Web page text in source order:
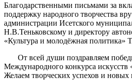
Благодарственными письмами за
поддержку народного творчества
администрации Исетского
Н.В.Теньковскому и директору
«Культура и молодёжная политика»
От всей души поздравляем
Международного конкурса искусств
Желаем творческих успехов и новых